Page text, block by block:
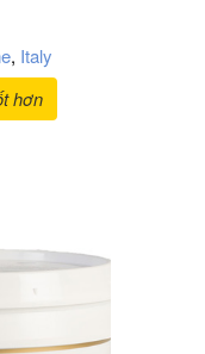
, Italy
hơn